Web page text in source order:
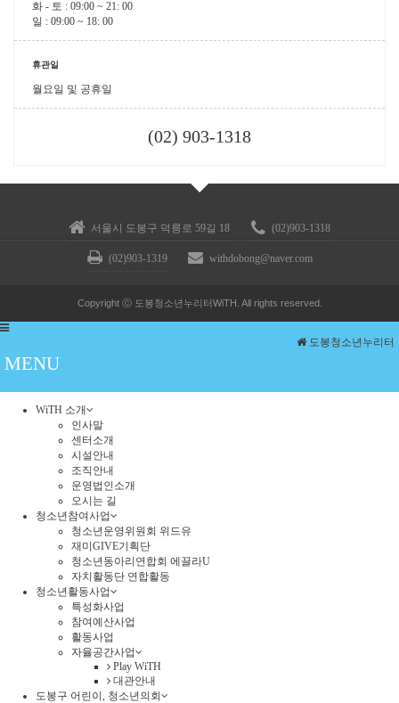
화 - 토 : 09:00 ~ 21: 00
일 : 09:00 ~ 18: 00
휴관일
월요일 및 공휴일
(02) 903-1318
서울시 도봉구 덕릉로 59길 18 (02)903-1318
(02)903-1319 withdobong@naver.com
Copyright ⓒ 도봉청소년누리터WiTH. All rights reserved.
MENU
도봉청소년누리터
WiTH 소개
인사말
센터소개
시설안내
조직안내
운영법인소개
오시는 길
청소년참여사업
청소년운영위원회 위드유
재미GIVE기획단
청소년동아리연합회 에끌라U
자치활동단 연합활동
청소년활동사업
특성화사업
참여예산사업
활동사업
자율공간사업
Play WiTH
대관안내
도봉구 어린이, 청소년의회